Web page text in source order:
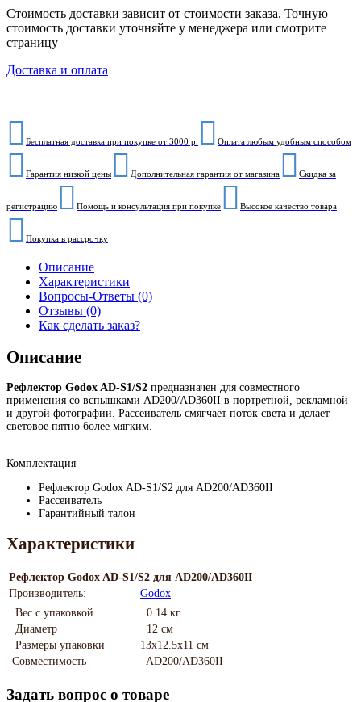
Стоимость доставки зависит от стоимости заказа. Точную
стоимость доставки уточняйте у менеджера или смотрите
страницу
Доставка и оплата
Бесплатная доставка при покупке от 3000 р. Оплата любым удобным способом
Гарантия низкой цены Дополнительная гарантия от магазина Скидка за
регистрацию Помощь и консультация при покупке Высокое качество товара
Покупка в рассрочку
Описание
Характеристики
Вопросы-Ответы (0)
Отзывы (0)
Как сделать заказ?
Описание
Рефлектор Godox AD-S1/S2 предназначен для совместного
применения со вспышками AD200/AD360II в портретной, рекламной
и другой фотографии. Рассеиватель смягчает поток света и делает
световое пятно более мягким.
Комплектация
Рефлектор Godox AD-S1/S2 для AD200/AD360II
Рассеиватель
Гарантийный талон
Характеристики
Рефлектор Godox AD-S1/S2 для AD200/AD360II
Производитель:
Godox
Вес с упаковкой
0.14 кг
Диаметр
12 см
Размеры упаковки
13х12.5х11 см
Совместимость
AD200/AD360II
Задать вопрос о товаре